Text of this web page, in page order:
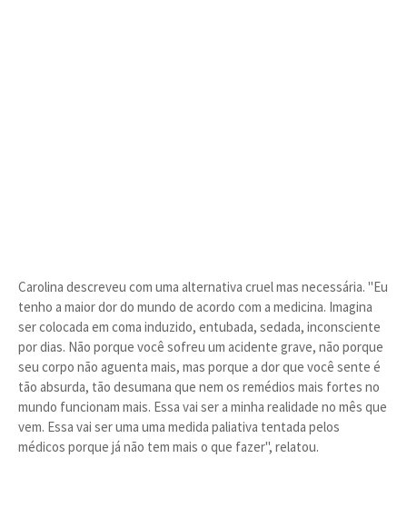
Carolina descreveu com uma alternativa cruel mas necessária. "Eu
tenho a maior dor do mundo de acordo com a medicina. Imagina
ser colocada em coma induzido, entubada, sedada, inconsciente
por dias. Não porque você sofreu um acidente grave, não porque
seu corpo não aguenta mais, mas porque a dor que você sente é
tão absurda, tão desumana que nem os remédios mais fortes no
mundo funcionam mais. Essa vai ser a minha realidade no mês que
vem. Essa vai ser uma uma medida paliativa tentada pelos
médicos porque já não tem mais o que fazer", relatou.